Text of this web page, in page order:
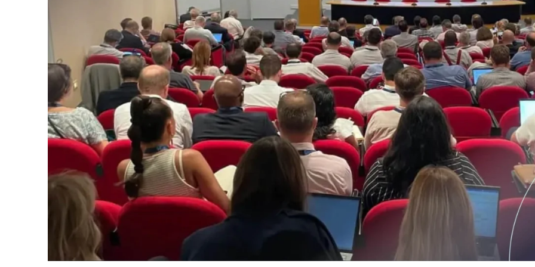
Document Management System
Pentru a organiza, clasifica și căuta documentele
companiei
Enterprise Content Management
Gestionarea optimă a datelor și informațiilor
Long Term Archiving
Un hub pentru arhivarea legală pe termen lung a
Invoice
eInvoicing Hub
Gestionarea centralizată, automatizată și
conformă a facturării în mai multe țări
EDI Hub
Pentru digitalizarea lanțului de aprovizionare și
a schimbului de facturi și date
Facturarea IMM-uri și profesioniști
Soluție web pentru gestionarea completă și
păstrarea conformă a facturilor
Notify
Livrare certificată
Transformați SMS-urile, e-mailurile
în comunicări cu valoare juridică cu
SERCQ
Posta Electronica Certificata
Trimite mesaje cu valoare de
recomandată cu Posta Electronica
Profesioniști
calificate și a identităților
Multi QTSP
Solutiile noasre pentru
Business-ului